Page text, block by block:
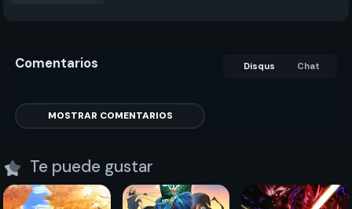
Comentarios Disqus Chat
MOSTRAR COMENTARIOS
Te puede gustar